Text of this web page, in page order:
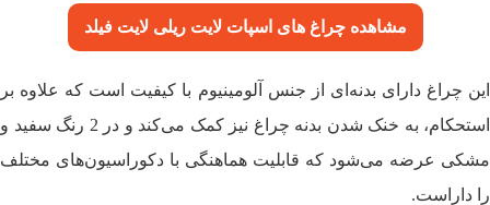
مشاهده چراغ های اسپات لایت ریلی لایت فیلد
این چراغ دارای بدنه‌ای از جنس آلومینیوم با کیفیت است که علاوه بر
استحکام، به خنک شدن بدنه چراغ نیز کمک می‌کند و در 2 رنگ سفید و
مشکی عرضه می‌شود که قابلیت هماهنگی با دکوراسیون‌های مختلف
را داراست.